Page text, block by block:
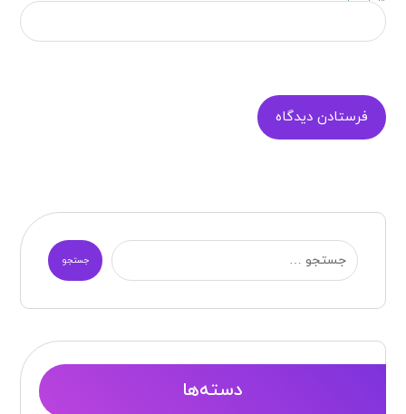
فرستادن دیدگاه
جستجو
دسته‌ها